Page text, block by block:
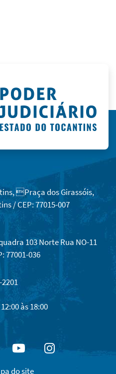
Praça dos Girassóis,
/ CEP: 77015-007
103 Norte Rua NO-11
77001-036
2201
às 18:00
YoutubeInstagram
do site